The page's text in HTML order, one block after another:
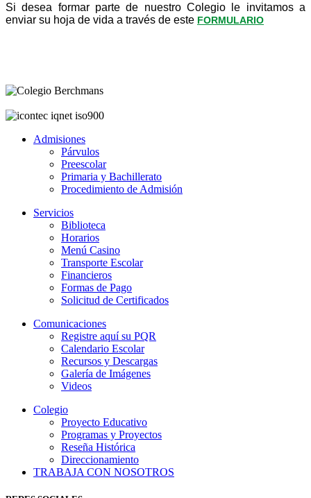
Si desea formar parte de nuestro Colegio le invitamos a
enviar su hoja de vida a través de este FORMULARIO
Admisiones
Párvulos
Preescolar
Primaria y Bachillerato
Procedimiento de Admisión
Servicios
Biblioteca
Horarios
Menú Casino
Transporte Escolar
Financieros
Formas de Pago
Solicitud de Certificados
Comunicaciones
Registre aquí su PQR
Calendario Escolar
Recursos y Descargas
Galería de Imágenes
Videos
Colegio
Proyecto Educativo
Programas y Proyectos
Reseña Histórica
Direccionamiento
TRABAJA CON NOSOTROS